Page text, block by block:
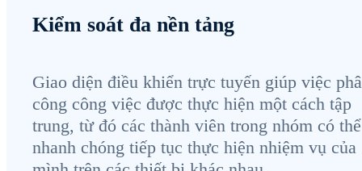
Kiểm soát đa nền tảng
Giao diện điều khiển trực tuyến giúp việc
công công việc được thực hiện một cách tập
trung, từ đó các thành viên trong nhóm có thể
nhanh chóng tiếp tục thực hiện nhiệm vụ của